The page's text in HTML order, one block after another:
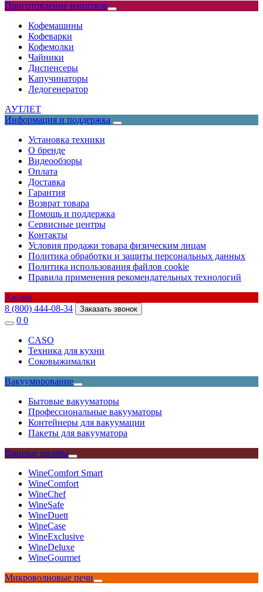
Приготовление напитков
Кофемашины
Кофеварки
Кофемолки
Чайники
Диспенсеры
Капучинаторы
Ледогенератор
АУТЛЕТ
Информация и поддержка
Установка техники
О бренде
Видеообзоры
Оплата
Доставка
Гарантия
Возврат товара
Помощь и поддержка
Сервисные центры
Контакты
Условия продажи товара физическим лицам
Политика обработки и защиты персональных данных
Политика использования файлов cookie
Правила применения рекомендательных технологий
Акции
8 (800) 444-08-34
Заказать звонок
0 0
CASO
Техника для кухни
Соковыжималки
Вакуумирование
Бытовые вакууматоры
Профессиональные вакууматоры
Контейнеры для вакуумации
Пакеты для вакууматора
Винные шкафы
WineComfort Smart
WineComfort
WineChef
WineSafe
WineDuett
WineCase
WineExclusive
WineDeluxe
WineGourmet
Микроволновые печи